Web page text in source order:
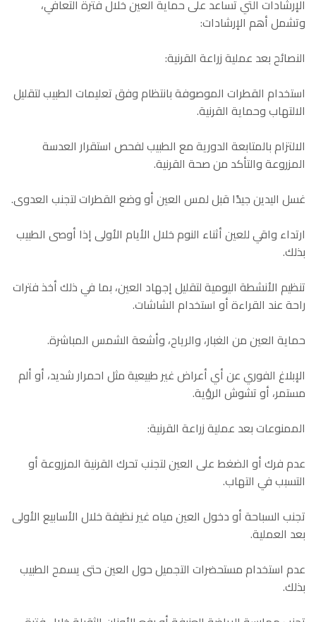
الإرشادات التي تساعد على حماية العين خلال فترة التعافي،
وتشمل أهم الإرشادات:
النصائح بعد عملية زراعة القرنية:
استخدام القطرات الموصوفة بانتظام وفق تعليمات الطبيب لتقليل
الالتهاب وحماية القرنية.
الالتزام بالمتابعة الدورية مع الطبيب لفحص استقرار العدسة
المزروعة والتأكد من صحة القرنية.
غسل اليدين جيدًا قبل لمس العين أو وضع القطرات لتجنب العدوى.
ارتداء واقي للعين أثناء النوم خلال الأيام الأولى إذا أوصى الطبيب
بذلك.
تنظيم الأنشطة اليومية لتقليل إجهاد العين، بما في ذلك أخذ فترات
راحة عند القراءة أو استخدام الشاشات.
حماية العين من الغبار، والرياح، وأشعة الشمس المباشرة.
الإبلاغ الفوري عن أي أعراض غير طبيعية مثل احمرار شديد، أو ألم
مستمر، أو تشوش الرؤية.
الممنوعات بعد عملية زراعة القرنية:
عدم فرك أو الضغط على العين لتجنب تحرك القرنية المزروعة أو
التسبب في التهاب.
تجنب السباحة أو دخول العين مياه غير نظيفة خلال الأسابيع الأولى
بعد العملية.
عدم استخدام مستحضرات التجميل حول العين حتى يسمح الطبيب
بذلك.